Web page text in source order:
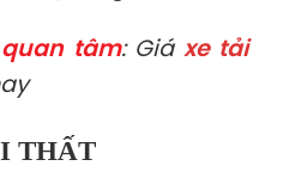
tâm: Giá xe tải
THẤT